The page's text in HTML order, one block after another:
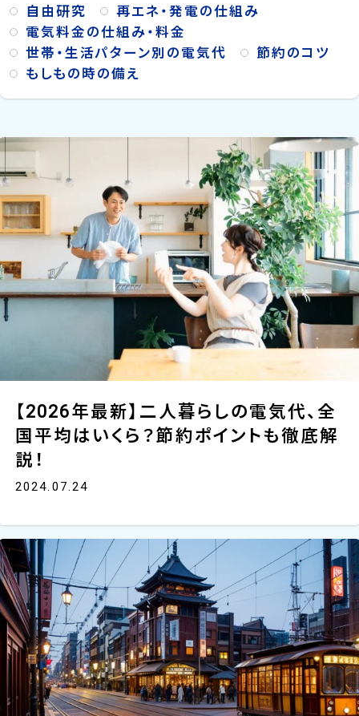
自由研究
再エネ・発電の仕組み
電気料金の仕組み・料金
世帯・生活パターン別の電気代
節約のコツ
もしもの時の備え
【2026年最新】二人暮らしの電気代、全
国平均はいくら？節約ポイントも徹底解
説！
2024.07.24